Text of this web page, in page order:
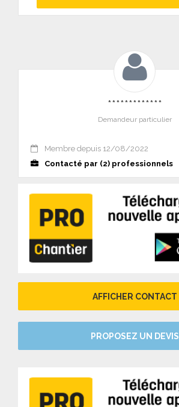
*************
Demandeur particulier
Membre depuis 12/08/2022
Contacté par (2) professionnels
AFFICHER CONTACT
PROPOSEZ UN DEVIS